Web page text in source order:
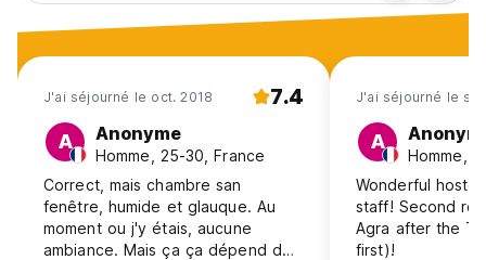
J'ai séjourné le oct. 2018 7.4
A Anonyme
Homme, 25-30, France
Correct, mais chambre san
fenêtre, humide et glauque. Au
moment ou j'y étais, aucune
ambiance. Mais ça ça dépend des
J'ai séjourné le
A
Homme,
Wonderful
staff! Second
Agra after the
first)!